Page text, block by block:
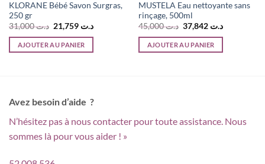
KLORANE Bébé Savon Surgras,
250 gr
د.ت31,000
Le
prix
initial
était :
د.ت 21,759
Le
AJOUTER AU PANIER
MUSTELA Eau nettoyante sans
rinçage, 500ml
د.ت45,000
Le
prix
initial
était :
د.ت 37,842
Le
AJOUTER AU PANIER
Avez besoin d’aide ?
N’hésitez pas à nous contacter pour toute assistance. Nous
sommes là pour vous aider ! »